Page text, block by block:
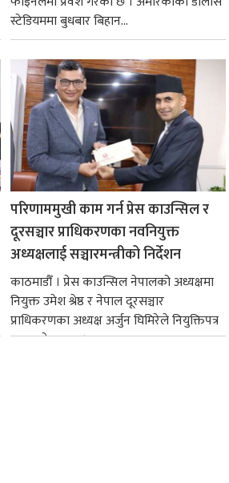
स्टेडियममा बुधबार बिहान...
परिणाममुखी काम गर्न प्रेस काउन्सिल र
दूरसञ्चार प्राधिकरणका नवनियुक्त
अध्यक्षलाई सञ्चारमन्त्रीको निर्देशन
काठमाडौँ । प्रेस काउन्सिल नेपालको अध्यक्षमा
नियुक्त उमेश श्रेष्ठ र नेपाल दूरसञ्चार
प्राधिकरणका अध्यक्ष अर्जुन घिमिरेले नियुक्तिपत्र
ग्रहण गरेका छन्।...